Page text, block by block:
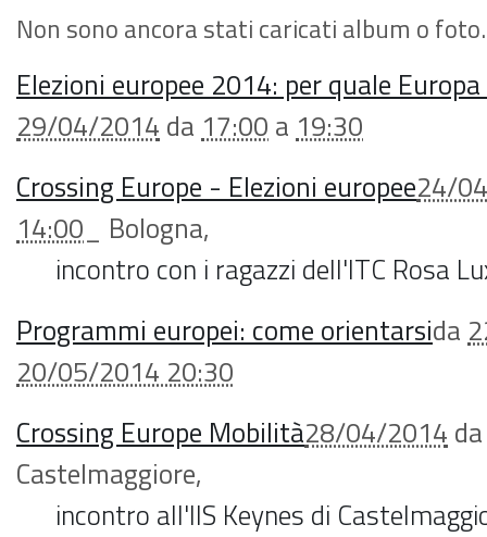
Tutte le notizie
Newsletter
Non sono ancora stati caricati album o foto.
Elezioni europee 2014: per quale
29/04/2014 da 17:00 a 19:30
Crossing Europe - Elezioni europee24/
14:00
Bologna,
incontro con i ragazzi dell'ITC Rosa
Programmi europei: come orientarsida
20/05/2014 20:30
Crossing Europe Mobilità28/04/2014
Castelmaggiore,
incontro all'IIS Keynes di